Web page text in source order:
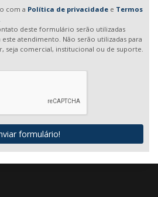
com a Política de privacidadee Termos
deste formulário serão utilizadas
atendimento. Não serão utilizadas para
comercial, institucional ou de suporte.
formulário!